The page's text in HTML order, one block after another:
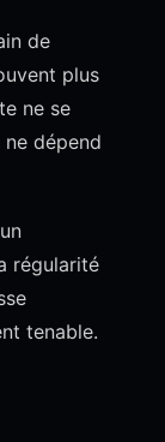
de
plus
ne se
dépend
régularité
tenable.